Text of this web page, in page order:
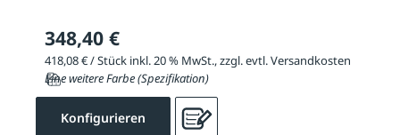
348,40 €
418,08 € / Stück inkl. 20 % MwSt., zzgl. evtl. Versandkosten
Eine weitere Farbe (Spezifikation)
Konfigurieren